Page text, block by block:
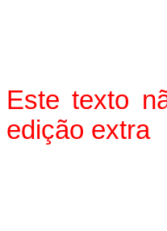
Este texto
edição extra